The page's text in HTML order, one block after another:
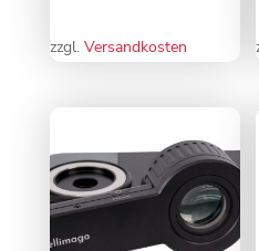
zzgl. Versandkosten